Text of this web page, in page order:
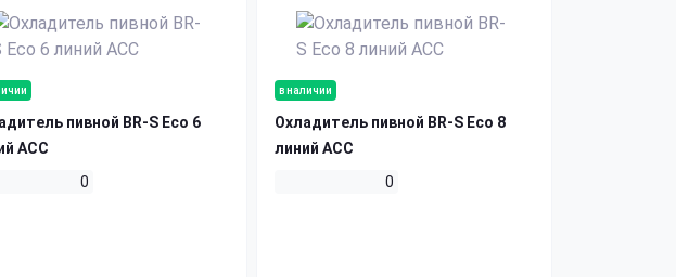
пивной BR-S Есо 6
ACC
0
в наличии
Охладитель пивной BR-S Есо 8
линий ACC
0